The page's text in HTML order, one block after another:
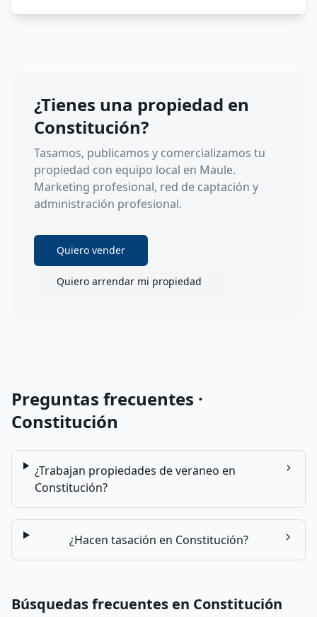
¿Tienes una propiedad en
Constitución?
Tasamos, publicamos y comercializamos tu
propiedad con equipo local en Maule.
Marketing profesional, red de captación y
administración profesional.
Quiero vender
Quiero arrendar mi propiedad
Preguntas frecuentes ·
Constitución
¿Trabajan propiedades de veraneo en
Constitución?
¿Hacen tasación en Constitución?
Búsquedas frecuentes en Constitución